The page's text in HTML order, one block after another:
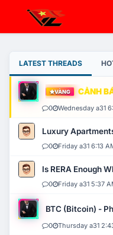
LATEST THREADS
VÀNG CẢNH
0 Wednesday a31
Luxury
0 Friday a31 6:13
Is RERA Enough
0 Friday a31 5:37
BTC (Bitcoin) -
0 Thursday a31